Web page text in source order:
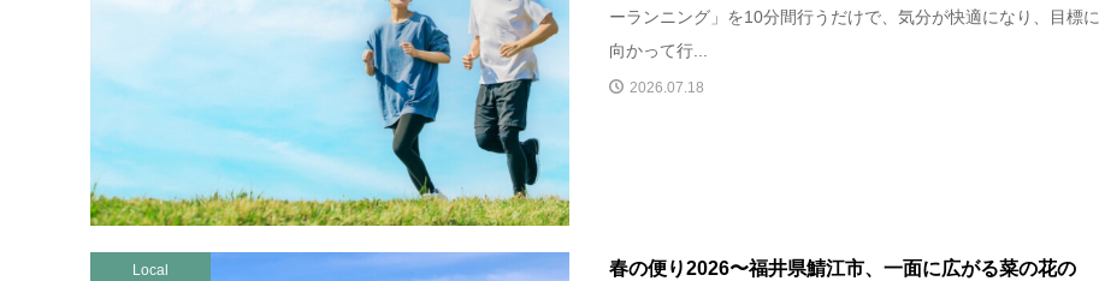
ーランニング」を10分間行うだけで、気分が快適になり、目標に
向かって行...
2026.07.18
Local
春の便り2026〜福井県鯖江市、一面に広がる菜の花の